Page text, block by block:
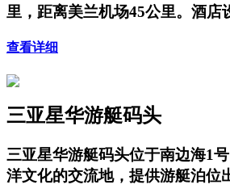
里，距离美兰机场45公里。酒
查看详细
三亚星华游艇码头
三亚星华游艇码头位于南边海1
洋文化的交流地，提供游艇泊位